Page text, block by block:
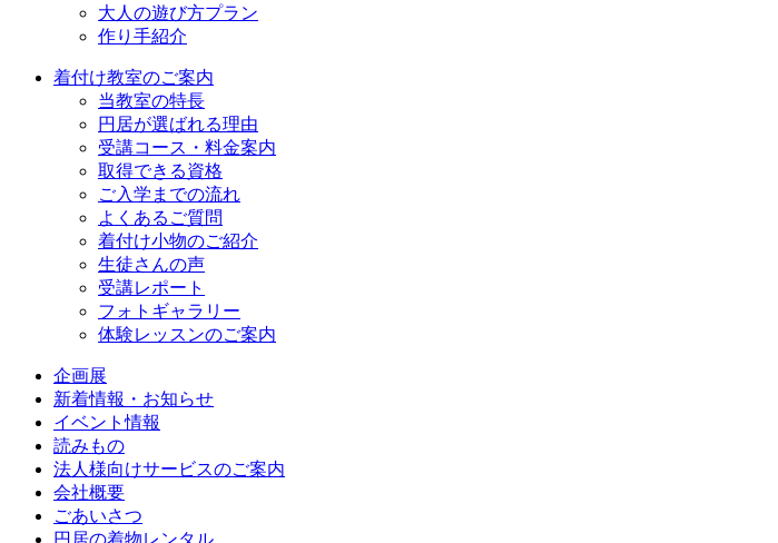
大人の遊び方プラン
作り手紹介
着付け教室のご案内
当教室の特長
円居が選ばれる理由
受講コース・料金案内
取得できる資格
ご入学までの流れ
よくあるご質問
着付け小物のご紹介
生徒さんの声
受講レポート
フォトギャラリー
体験レッスンのご案内
企画展
新着情報・お知らせ
イベント情報
読みもの
法人様向けサービスのご案内
会社概要
ごあいさつ
円居の着物レンタル